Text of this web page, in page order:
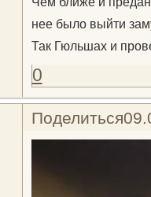
нее было выйти
Так Гюльшах и
0
Поделиться